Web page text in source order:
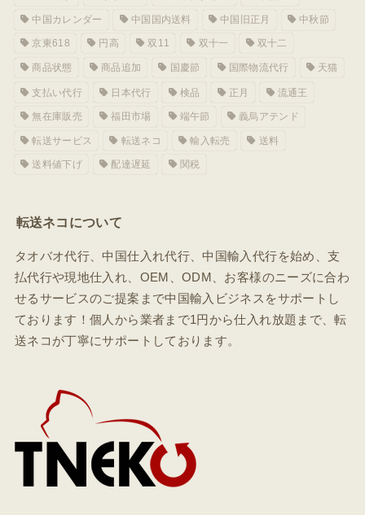
中国カレンダー 中国国内送料 中国旧正月 中秋節
京東618 円高 双11 双十一 双十二
商品状態 商品追加 国慶節 国際物流代行 天猫
支払い代行 日本代行 検品 正月 流通王
無在庫販売 福田市場 端午節 義烏アテンド
転送サービス 転送ネコ 輸入転売 送料
送料値下げ 配達遅延 関税
転送ネコについて
タオバオ代行、中国仕入れ代行、中国輸入代行を始め、支
払代行や現地仕入れ、OEM、ODM、お客様のニーズに合わ
せるサービスのご提案まで中国輸入ビジネスをサポートし
ております！個人から業者まで1円から仕入れ放題まで、転
送ネコが丁寧にサポートしております。